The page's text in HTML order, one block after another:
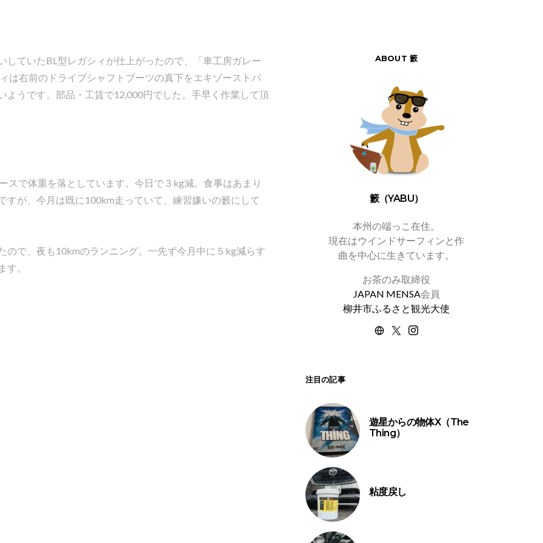
ていたBL型レガシィが仕上がったので、「車工房ガレー
は右前のドライブシャフトブーツの真下をエキゾーストパ
うです。部品・工賃で12,000円でした。手早く作業して頂
で体重を落としています。今日で３kg減。食事はあまり
が、今月は既に100km走っていて、練習嫌いの籔にして
で、夜も10kmのランニング。一先ず今月中に５kg減らす
。
ABOUT 籔
籔（YABU）
本州の端っこ在住。
現在はウインドサーフィンと作
曲を中心に生きています。
お茶のみ取締役
JAPAN MENSA会員
柳井市ふるさと観光大使
注目の記事
遊星からの物体X（The
Thing）
粘度戻し